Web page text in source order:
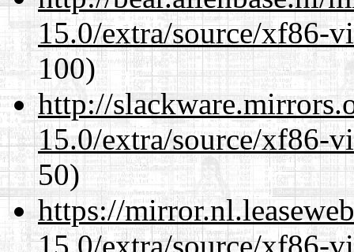
15.0/extra/source/xf86-
100)
http://
15.0/extra/source/xf86-
50)
https://
15.0/extra/source/xf86-